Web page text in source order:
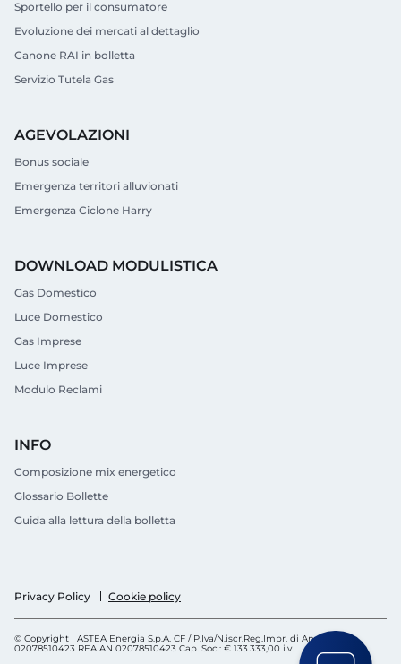
Sportello per il consumatore
Evoluzione dei mercati al dettaglio
Canone RAI in bolletta
Servizio Tutela Gas
AGEVOLAZIONI
Bonus sociale
Emergenza territori alluvionati
Emergenza Ciclone Harry
DOWNLOAD MODULISTICA
Gas Domestico
Luce Domestico
Gas Imprese
Luce Imprese
Modulo Reclami
INFO
Composizione mix energetico
Glossario Bollette
Guida alla lettura della bolletta
Privacy Policy Cookie policy
© Copyright I ASTEA Energia S.p.A. CF / P.Iva/N.iscr.Reg.Impr. di Ancona
02078510423 REA AN 02078510423 Cap. Soc.: € 133.333,00 i.v.